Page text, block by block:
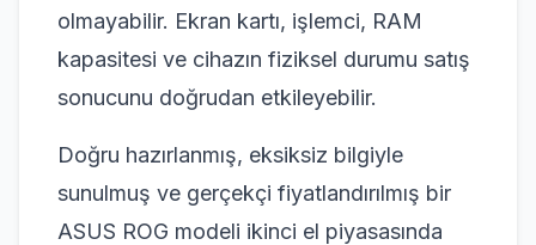
olmayabilir. Ekran kartı, işlemci, RAM
kapasitesi ve cihazın fiziksel durumu satış
sonucunu doğrudan etkileyebilir.
Doğru hazırlanmış, eksiksiz bilgiyle
sunulmuş ve gerçekçi fiyatlandırılmış bir
ASUS ROG modeli ikinci el piyasasında